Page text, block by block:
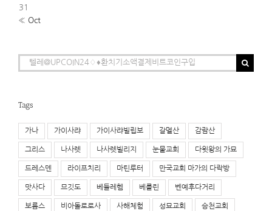
31
« Oct
Search
for:
Tags
가나 가이사랴 가이사랴빌립보 갈멜산 감람산
그리스 나사렛 나사렛빌리지 눈물교회 다윗왕의 가묘
드레스덴 라이프치리 마틴루터 만국교회 마가의 다락방
맛사다 므깃도 베들레헴 베를린 벤예후다거리
보름스 비아돌로로사 사해체험 성묘교회 승천교회